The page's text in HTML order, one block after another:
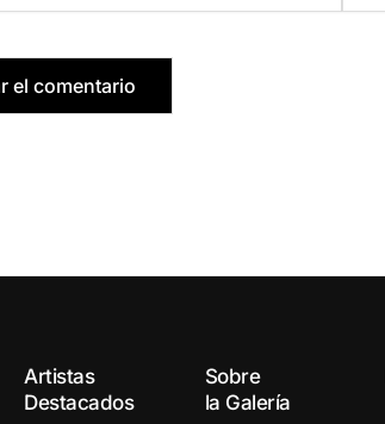
Artistas
Destacados
Sobre
la Galería